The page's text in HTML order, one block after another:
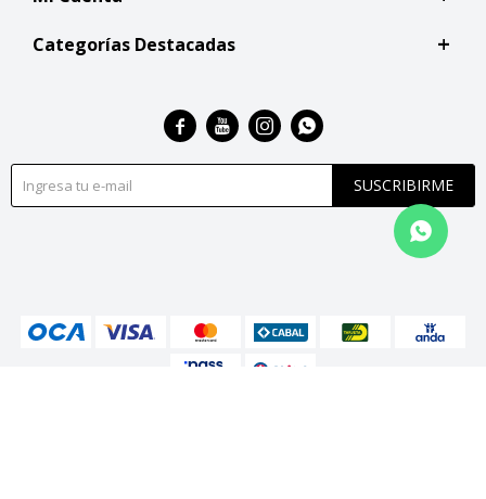
Categorías Destacadas
SUSCRIBIRME
   